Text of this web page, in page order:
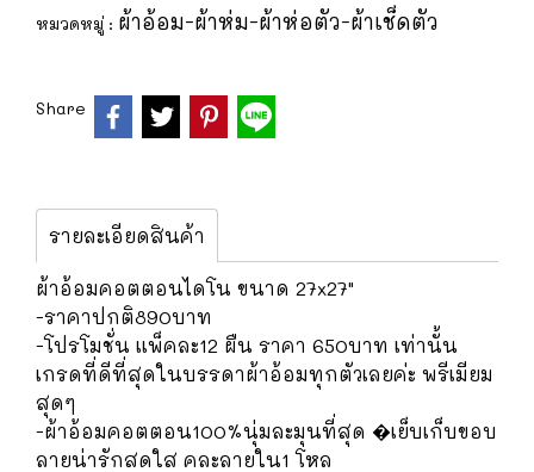
หมวดหมู่ : ผ้าอ้อม-ผ้าห่ม-ผ้าห่อตัว-ผ้าเช็ดตัว
Share
รายละเอียดสินค้า
ผ้าอ้อมคอตตอนไดโน ขนาด 27x27"
-ราคาปกติ890บาท
-โปรโมชั่น เเพ็คละ12 ผืน ราคา 650บาท เท่านั้น
เกรดที่ดีที่สุดในบรรดาผ้าอ้อมทุกตัวเลยค่ะ​ พรีเมียม
สุดๆ
-ผ้าอ้อมคอตตอน100%นุ่มละมุนที่สุด �เย็บเก็บขอบ
ลายน่ารักสดใส คละลายใน1 โหล